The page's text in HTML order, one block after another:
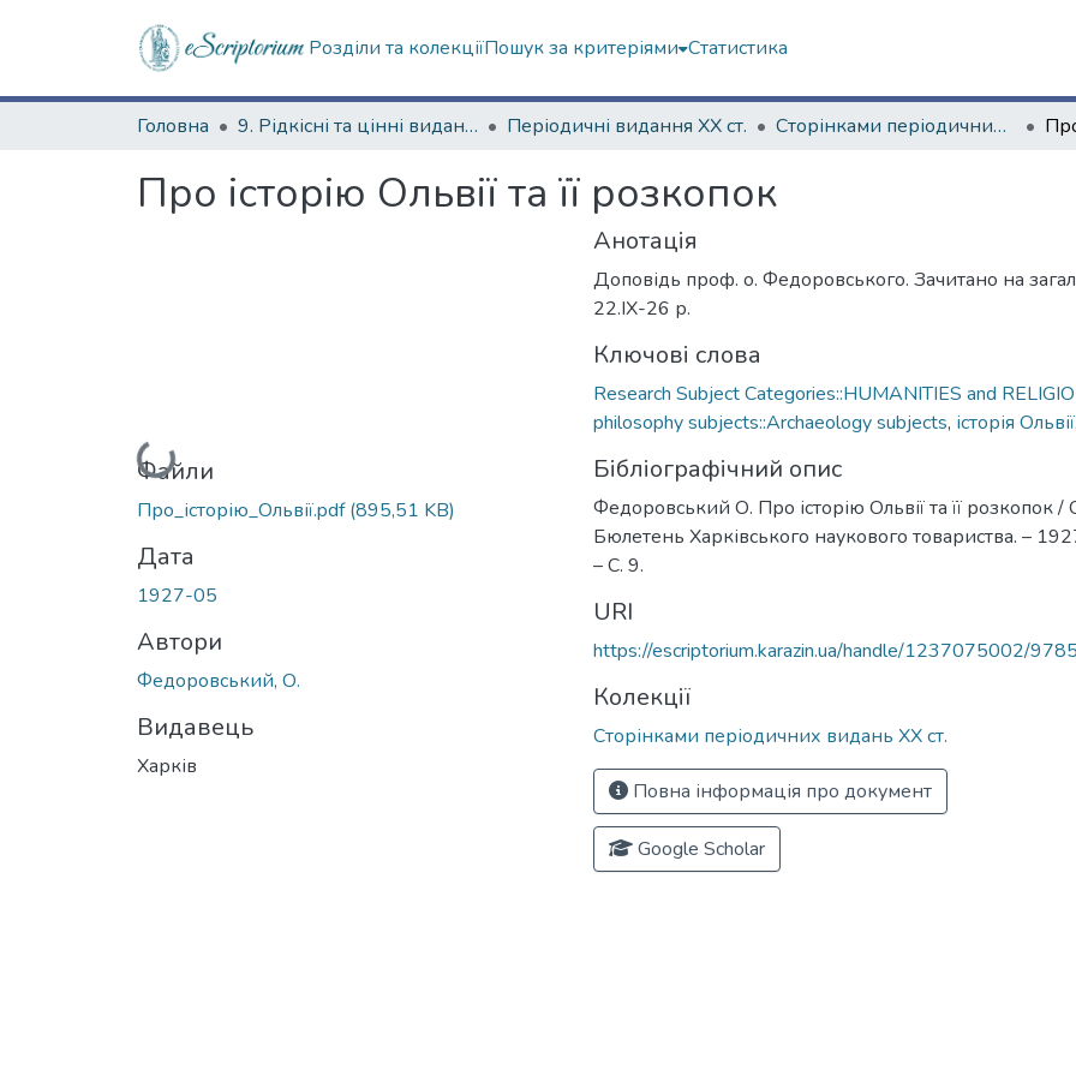
Розділи та колекціїПошук за критеріями Статистика
Головна 9. Рідкісні та цінні видання Періодичні видання ХХ ст. Сторінками періодичних видань ХХ ст.
Про історію Ольвії та її розкопок
Вантажиться...
Файли
Про_історію_Ольвії.pdf(895,51 KB)
Дата
1927-05
Автори
Федоровський, О.
Видавець
Харків
Анотація
Доповідь проф. о. Федоровського. Зачитано на
22.ІХ-26 р.
Ключові слова
Research Subject Categories::HUMANITIES and
philosophy subjects::Archaeology subjects, історія Ольвії
Бібліографічний опис
Федоровський О. Про історію Ольвії та її розкопок
Бюлетень Харківського наукового товариства. –
– С. 9.
URI
https://escriptorium.karazin.ua/handle/1237075002/
Колекції
Сторінками періодичних видань ХХ ст.
Повна інформація про документ
Google Scholar